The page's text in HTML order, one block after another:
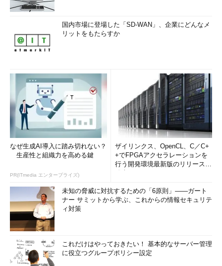
国内市場に登場した「SD-WAN」、企業にどんなメ
リットをもたらすか
なぜ生成AI導入に踏み切れない？
生産性と組織力を高める鍵
PR(ITmedia エンタープライズ)
ザイリンクス、OpenCL、C／C+
+でFPGAアクセラレーションを
行う開発環境最新版のリリースを
未知の脅威に対抗するための「6原則」――ガート
ナー サミットから学ぶ、これからの情報セキュリテ
ィ対策
これだけはやっておきたい！ 基本的なサーバー管理
に役立つグループポリシー設定